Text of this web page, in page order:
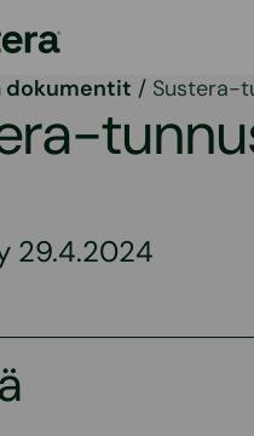
dokumentit / Sustera-
29.4.2024